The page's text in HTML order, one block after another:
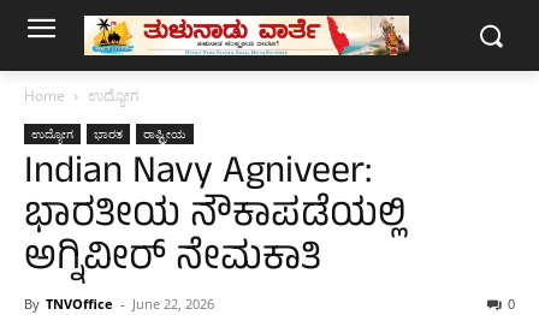
Home ಉದ್ಯೋಗ
ಉದ್ಯೋಗ ಭಾರತ ರಾಷ್ಟ್ರೀಯ
Indian Navy Agniveer:
ಭಾರತೀಯ ನೌಕಾಪಡೆಯಲ್ಲಿ
ಅಗ್ನಿವೀರ್ ನೇಮಕಾತಿ
By TNVOffice - June 22, 2026 0